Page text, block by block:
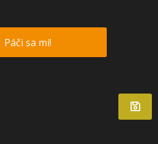
Páči sa mi!